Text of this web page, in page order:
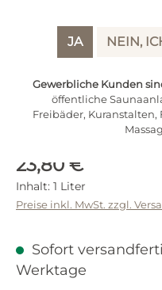
JA NEIN,
Gewerbliche Kunden
öffentliche
Freibäder, Kuranstalten,
Regulärer Preis:
23,80 €
Inhalt: 1 Liter
Preise inkl. MwSt. zzgl.
Sofort
Werktage